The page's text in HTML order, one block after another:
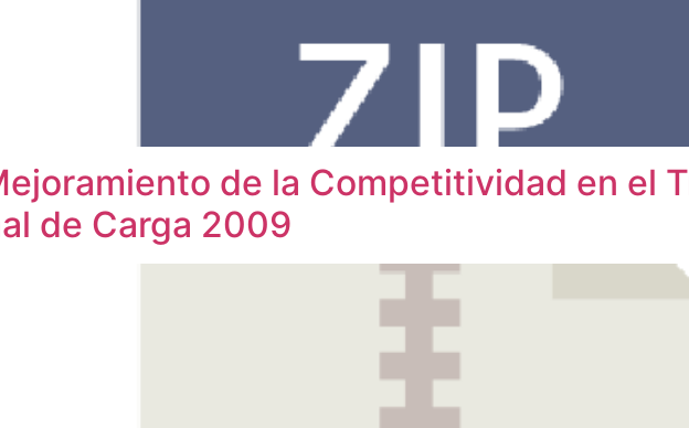
de la Competitividad en el
de Carga 2009